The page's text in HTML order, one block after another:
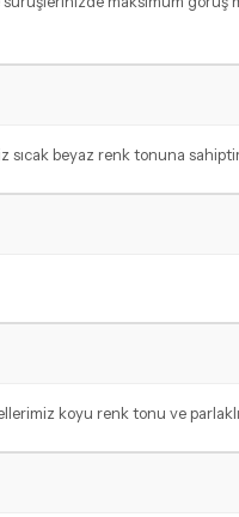
beyaz renk tonuna
koyu renk tonu ve